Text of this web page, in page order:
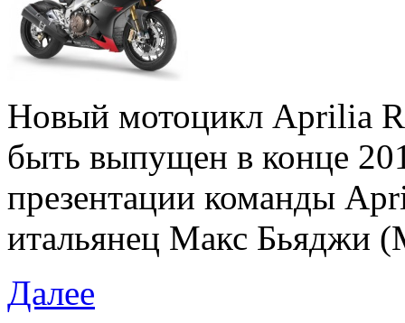
Новый мотоцикл Aprilia
быть выпущен в конце
презентации команды
итальянец Макс Бьяджи
Далее